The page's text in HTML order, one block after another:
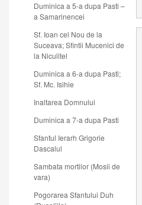
Duminica a 5-a dupa Pasti –
a Samarinencei
Sf. Ioan cel Nou de la
Suceava; Sfintii Mucenici de
la Niculitel
Duminica a 6-a dupa Pasti;
Sf. Mc. Isihie
Inaltarea Domnului
Duminica a 7-a dupa Pasti
Sfantul Ierarh Grigorie
Dascalul
Sambata mortilor (Mosii de
vara)
Pogorarea Sfantului Duh